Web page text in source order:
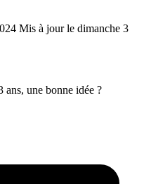
Mis à jour le dimanche 3
ans, une bonne idée ?